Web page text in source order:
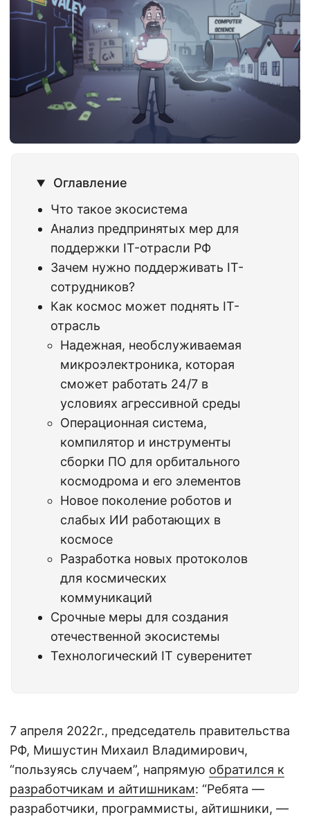
Оглавление
Что такое экосистема
Анализ предпринятых мер для
поддержки IT-отрасли РФ
Зачем нужно поддерживать IT-
сотрудников?
Как космос может поднять IT-
отрасль
Надежная, необслуживаемая
микроэлектроника, которая
сможет работать 24/7 в
условиях агрессивной среды
Операционная система,
компилятор и инструменты
сборки ПО для орбитального
космодрома и его элементов
Новое поколение роботов и
слабых ИИ работающих в
космосе
Разработка новых протоколов
для космических
коммуникаций
Срочные меры для создания
отечественной экосистемы
Технологический IT суверенитет
7 апреля 2022г., председатель правительства
РФ, Мишустин Михаил Владимирович,
“пользуясь случаем”, напрямую обратился к
разработчикам и айтишникам: “Ребята —
разработчики, программисты, айтишники, —